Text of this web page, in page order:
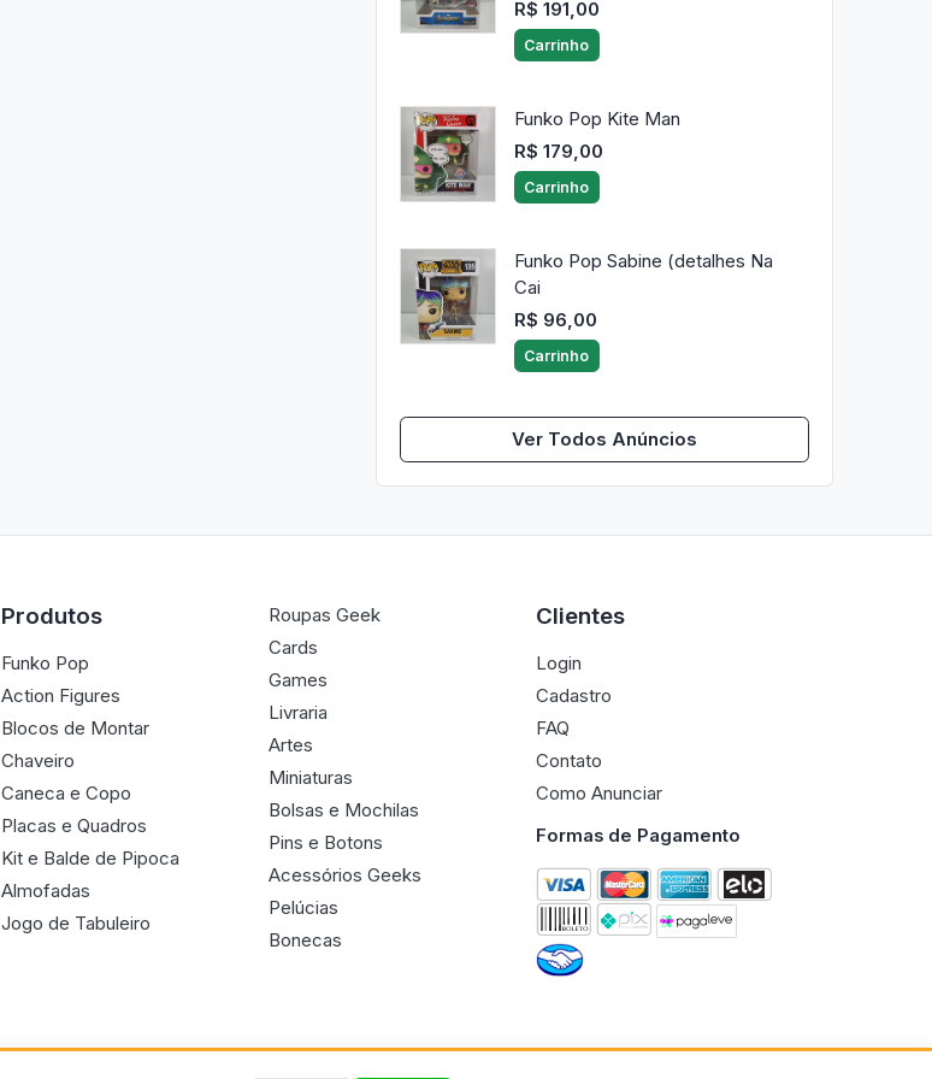
R$ 191,00
Carrinho
Funko Pop Kite Man
R$ 179,00
Carrinho
Funko Pop Sabine (detalhes Na
Cai
R$ 96,00
Carrinho
Ver Todos Anúncios
Produtos
Funko Pop
Action Figures
Blocos de Montar
Chaveiro
Caneca e Copo
Placas e Quadros
Kit e Balde de Pipoca
Almofadas
Jogo de Tabuleiro
Roupas Geek
Cards
Games
Livraria
Artes
Miniaturas
Bolsas e Mochilas
Pins e Botons
Acessórios Geeks
Pelúcias
Bonecas
Clientes
Login
Cadastro
FAQ
Contato
Como Anunciar
Formas de Pagamento